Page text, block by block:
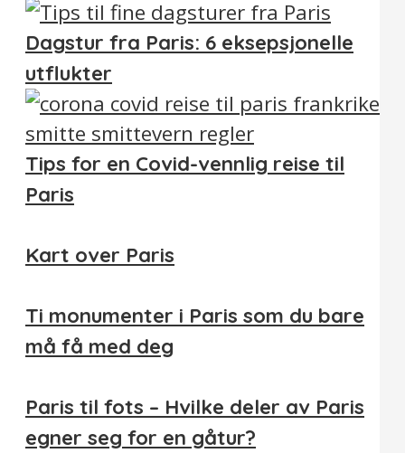
Dagstur fra Paris: 6 eksepsjonelle
utflukter
Tips for en Covid-vennlig reise til
Paris
Kart over Paris
Ti monumenter i Paris som du bare
må få med deg
Paris til fots – Hvilke deler av Paris
egner seg for en gåtur?